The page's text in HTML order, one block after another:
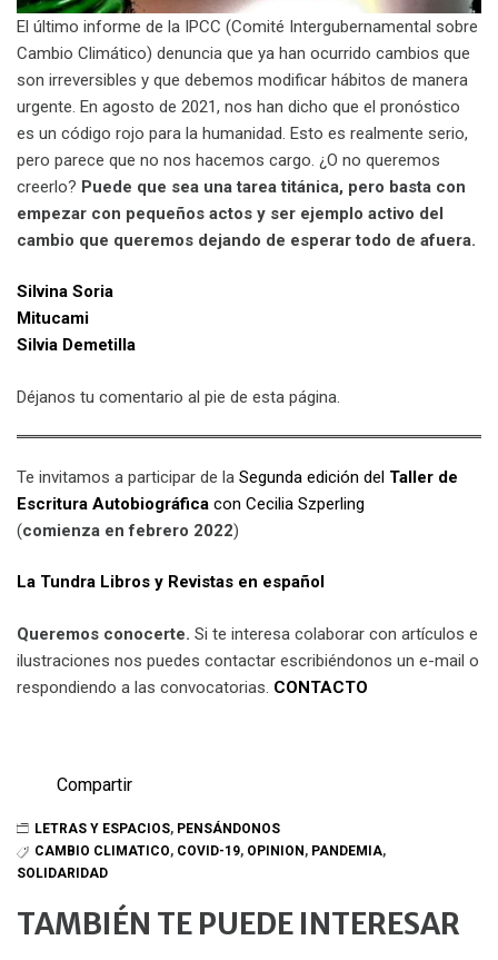
El último informe de la IPCC (Comité Intergubernamental sobre
Cambio Climático) denuncia que ya han ocurrido cambios que
son irreversibles y que debemos modificar hábitos de manera
urgente. En agosto de 2021, nos han dicho que el pronóstico
es un código rojo para la humanidad. Esto es realmente serio,
pero parece que no nos hacemos cargo. ¿O no queremos
creerlo? Puede que sea una tarea titánica, pero basta con
empezar con pequeños actos y ser ejemplo activo del
cambio que queremos dejando de esperar todo de afuera.
Silvina Soria
Mitucami
Silvia Demetilla
Déjanos tu comentario al pie de esta página.
Te invitamos a participar de la Segunda edición del Taller de
Escritura Autobiográfica con Cecilia Szperling
(comienza en febrero 2022)
La Tundra Libros y Revistas en español
Queremos conocerte. Si te interesa colaborar con artículos e
ilustraciones nos puedes contactar escribiéndonos un e-mail o
respondiendo a las convocatorias. CONTACTO
Compartir
LETRAS Y ESPACIOS, PENSÁNDONOS
CAMBIO CLIMATICO, COVID-19, OPINION , PANDEMIA,
SOLIDARIDAD
TAMBIÉN TE PUEDE INTERESAR